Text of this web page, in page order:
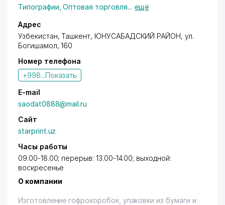
Типографии ,Оптовая торговля... ещё
Адрес
Узбекистан,Ташкент, ЮНУСАБАДСКИЙ РАЙОН, ул.
Богишамол, 160
Номер телефона
+998...Показать
E-mail
saodat0888@mail.ru
Сайт
starprint.uz
Часы работы
09.00-18.00; перерыв: 13.00-14.00; выходной:
воскресенье
О компании
Изготовление гофрокоробок, упаковки из бумаги и